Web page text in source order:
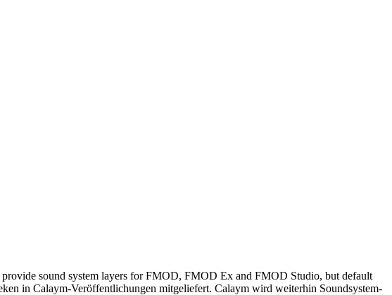
sound system layers for FMOD, FMOD Ex and FMOD Studio, but default
in Calaym-Veröffentlichungen mitgeliefert. Calaym wird weiterhin Soundsystem-